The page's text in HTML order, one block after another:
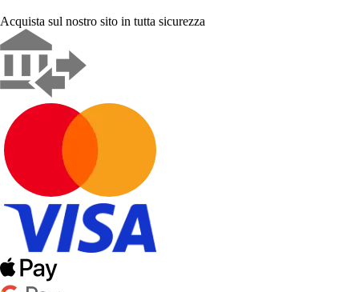
Acquista sul nostro sito in tutta sicurezza